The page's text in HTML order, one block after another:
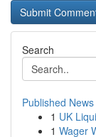
Search
Published News
1 UK
1 Wager